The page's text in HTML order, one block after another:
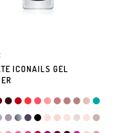
ICONAILS GEL